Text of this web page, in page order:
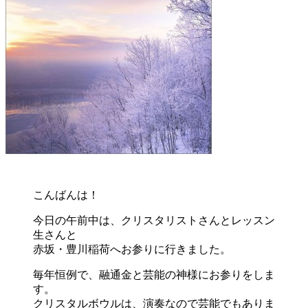
こんばんは！
今日の午前中は、クリスタリストさんとレッスン
生さんと
赤坂・豊川稲荷へお参りに行きました。
毎年恒例で、融通金と芸能の神様にお参りをしま
す。
クリスタルボウルは、演奏なので芸能でもありま